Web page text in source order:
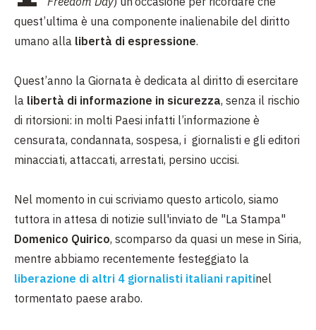
quest’ultima è una componente inalienabile del diritto
umano alla libertà di espressione.
Quest’anno la Giornata è dedicata al diritto di esercitare
la libertà di informazione in sicurezza, senza il rischio
di ritorsioni: in molti Paesi infatti l’informazione è
censurata, condannata, sospesa, i giornalisti e gli editori
minacciati, attaccati, arrestati, persino uccisi.
Nel momento in cui scriviamo questo articolo, siamo
tuttora in attesa di notizie sull'inviato de "La Stampa"
Domenico Quirico, scomparso da quasi un mese in Siria,
mentre abbiamo recentemente festeggiato la
liberazione di altri 4 giornalisti italiani rapitinel
tormentato paese arabo.